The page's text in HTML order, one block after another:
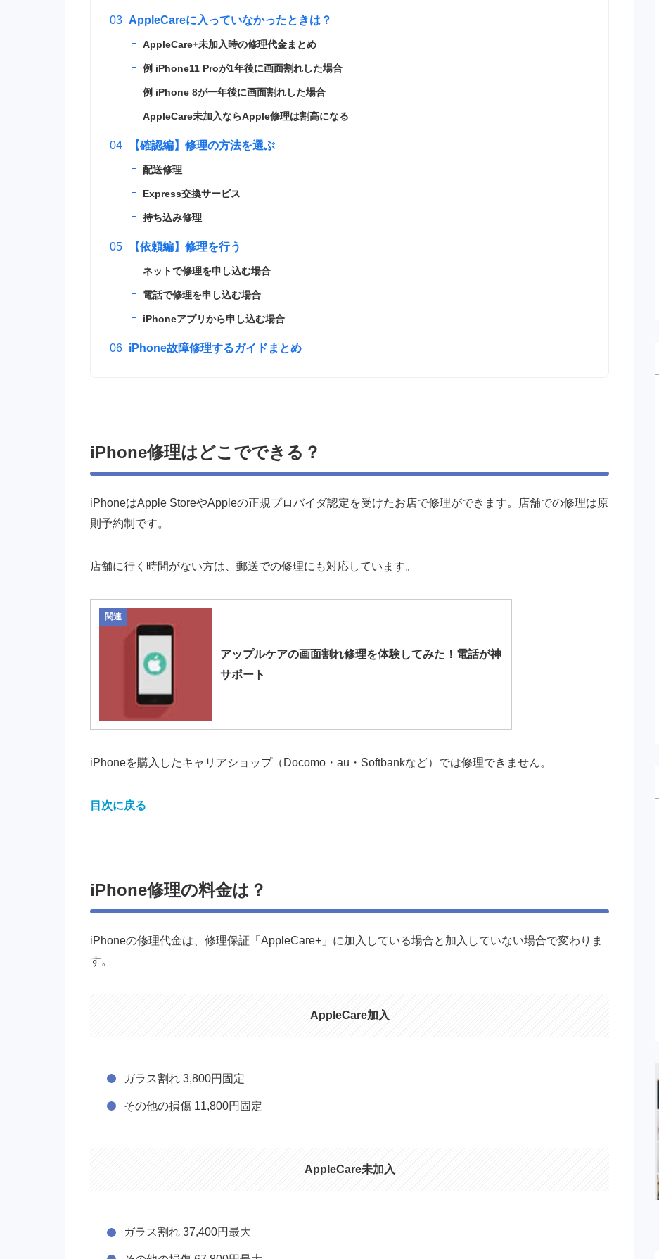
AppleCareに入っていなかったときは？
AppleCare+未加入時の修理代金まとめ
例 iPhone11 Proが1年後に画面割れした場合
例 iPhone 8が一年後に画面割れした場合
AppleCare未加入ならApple修理は割高になる
【確認編】修理の方法を選ぶ
配送修理
Express交換サービス
持ち込み修理
【依頼編】修理を行う
ネットで修理を申し込む場合
電話で修理を申し込む場合
iPhoneアプリから申し込む場合
iPhone故障修理するガイドまとめ
iPhone修理はどこでできる？
iPhoneはApple StoreやAppleの正規プロバイダ認定を受けたお店で修理ができます。店舗での修理は原
則予約制です。
店舗に行く時間がない方は、 郵送での修理にも対応しています。
関連
アップルケアの画面割れ修理を体験してみた！電話が神
サポート
iPhoneを購入したキャリアショップ（Docomo・au・Softbankなど）では修理できません。
目次に戻る
iPhone修理の料金は？
iPhoneの修理代金は、修理保証 「AppleCare+」 に加入している場合と加入していない場合で変わりま
す。
AppleCare加入
ガラス割れ 3,800円 固定
その他の損傷 11,800円 固定
AppleCare未加入
ガラス割れ 37,400円最大